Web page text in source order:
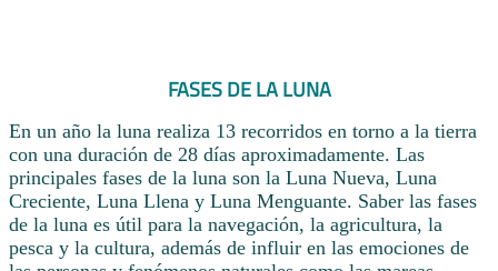
FASES DE LA LUNA
En un año la luna realiza 13 recorridos en torno a la tierra
con una duración de 28 días aproximadamente. Las
principales fases de la luna son la Luna Nueva, Luna
Creciente, Luna Llena y Luna Menguante. Saber las fases
de la luna es útil para la navegación, la agricultura, la
pesca y la cultura, además de influir en las emociones de